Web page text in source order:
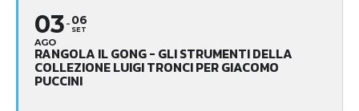
03
AGO
06
SET
RANGOLA IL GONG - GLI STRUMENTI DELLA
COLLEZIONE LUIGI TRONCI PER GIACOMO
PUCCINI